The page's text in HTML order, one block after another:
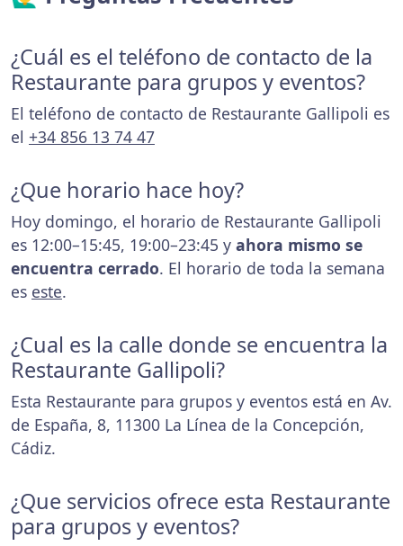
¿Cuál es el teléfono de contacto de la
Restaurante para grupos y eventos?
El teléfono de contacto de Restaurante Gallipoli es
el +34 856 13 74 47
¿Que horario hace hoy?
Hoy domingo, el horario de Restaurante Gallipoli
es 12:00–15:45, 19:00–23:45 y ahora mismo se
encuentra cerrado. El horario de toda la semana
es este.
¿Cual es la calle donde se encuentra la
Restaurante Gallipoli?
Esta Restaurante para grupos y eventos está en Av.
de España, 8, 11300 La Línea de la Concepción,
Cádiz.
¿Que servicios ofrece esta Restaurante
para grupos y eventos?